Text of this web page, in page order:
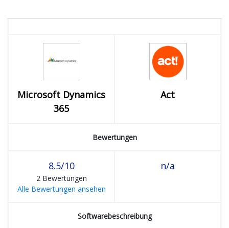
Microsoft Dynamics
365
Act
Bewertungen
8.5/10
2 Bewertungen
Alle Bewertungen ansehen
n/a
Softwarebeschreibung